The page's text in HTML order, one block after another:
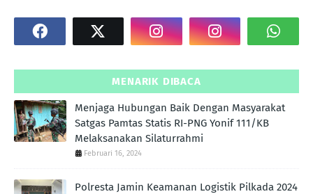
MENARIK DIBACA
Menjaga Hubungan Baik Dengan Masyarakat
Satgas Pamtas Statis RI-PNG Yonif 111/KB
Melaksanakan Silaturrahmi
Februari 16, 2024
Polresta Jamin Keamanan Logistik Pilkada 2024